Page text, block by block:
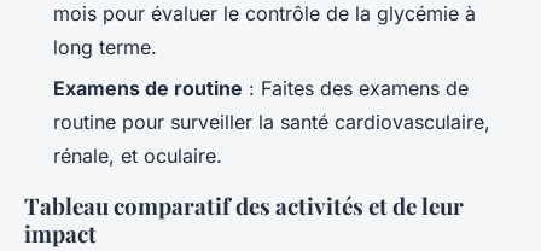
mois pour évaluer le contrôle de la glycémie à
long terme.
Examens de routine : Faites des examens de
routine pour surveiller la santé cardiovasculaire,
rénale, et oculaire.
Tableau comparatif des activités et de leur
impact